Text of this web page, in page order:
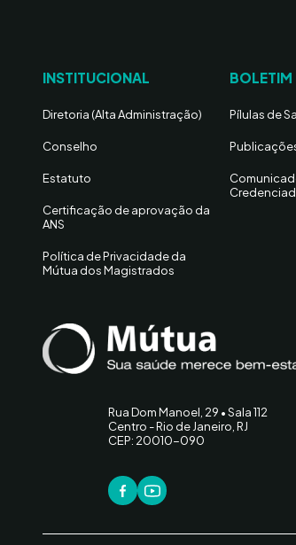
INSTITUCIONAL
Diretoria (Alta Administração)
Conselho
Estatuto
Certificação de aprovação da
ANS
Política de Privacidade da
Mútua dos Magistrados
BOLETIM
Pílulas de
Rua Dom Manoel, 29 • Sala 112
Centro - Rio de Janeiro, RJ
CEP: 20010-090